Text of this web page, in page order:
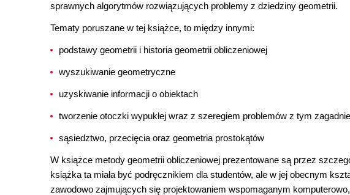
sprawnych algorytmów rozwiązujących problemy z dziedziny geometrii.
Tematy poruszane w tej książce, to między innymi:
podstawy geometrii i historia geometrii obliczeniowej
wyszukiwanie geometryczne
uzyskiwanie informacji o obiektach
tworzenie otoczki wypukłej wraz z szeregiem problemów z tym
sąsiedztwo, przecięcia oraz geometria prostokątów
W książce metody geometrii obliczeniowej prezentowane są przez
książka ta miała być podręcznikiem dla studentów, ale w jej obecnym
zawodowo zajmujących się projektowaniem wspomaganym